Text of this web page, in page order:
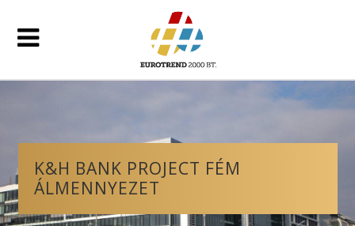
K&H BANK PROJECT FÉM
ÁLMENNYEZET